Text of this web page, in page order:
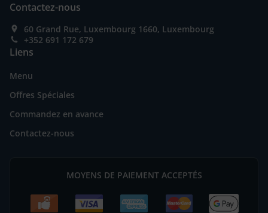
Contactez-nous
60 Grand Rue, Luxembourg 1660, Luxembourg
+352 691 172 679
Liens
Menu
Offres Spéciales
Commandez en avance
Contactez-nous
MOYENS DE PAIEMENT ACCEPTÉS